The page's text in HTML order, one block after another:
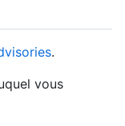
.
vous